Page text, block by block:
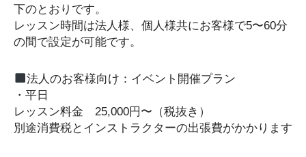
下のとおりです。
レッスン時間は法人様、個人様共にお客様で5〜60分
の間で設定が可能です。
法人のお客様向け：イベント開催プラン
・平日
レッスン料金 25,000円〜（税抜き）
別途消費税とインストラクターの出張費がかかります